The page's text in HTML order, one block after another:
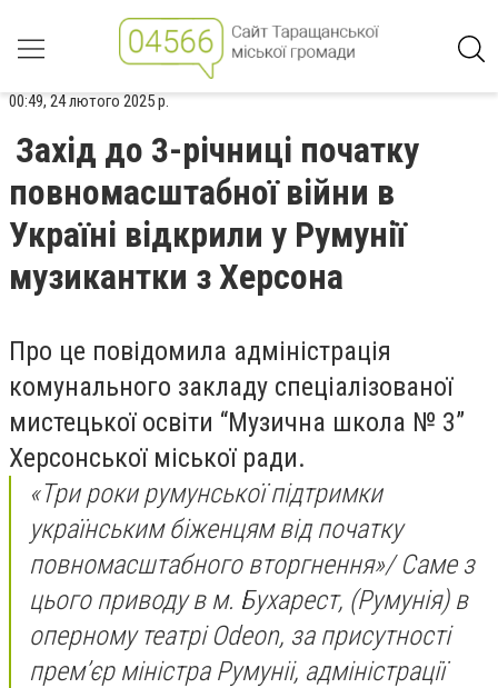
00:49, 24 лютого 2025 р.
Захід до 3-річниці початку
повномасштабної війни в
Україні відкрили у Румунії
музикантки з Херсона
Про це повідомила адміністрація
комунального закладу спеціалізованої
мистецької освіти “Музична школа № 3”
Херсонської міської ради.
«Три роки румунської підтримки
українським біженцям від початку
повномасштабного вторгнення»/ Саме з
цього приводу в м. Бухарест, (Румунія) в
оперному театрі Odeon, за присутності
премʼєр міністра Румуніі, адміністрації